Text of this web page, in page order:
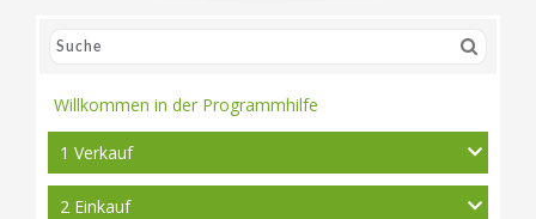
Willkommen in der Programmhilfe
1 Verkauf
2 Einkauf